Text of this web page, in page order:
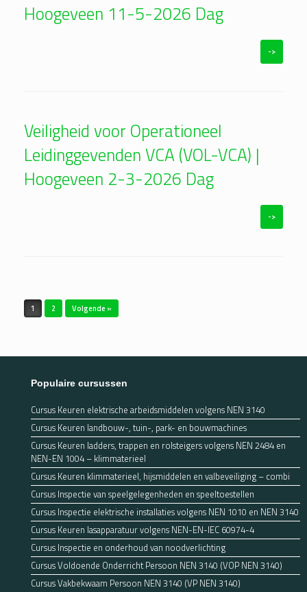
Hoogeveen 11-5-2026 Dag
->
Veiligheid voor Operationeel
Leidinggevenden VCA (VOL-VCA) |
Hoogeveen 2-3-2026 Dag
->
1 2 Volgende »
Populaire cursussen
Cursus Keuren elektrische arbeidsmiddelen volgens NEN 3140
Cursus Keuren landbouw-, tuin-, park- en bouwmachines
Cursus Keuren ladders, trappen en rolsteigers volgens NEN 2484 en
NEN-EN 1004 – klimmaterieel
Cursus Keuren klimmaterieel, hijsmiddelen en valbeveiliging – combi
Cursus Inspectie van speelgelegenheden en speeltoestellen
Cursus Inspectie elektrische installaties volgens NEN 1010 en NEN 3140
Cursus Keuren lasapparatuur volgens NEN-EN-IEC 60974-4
Cursus Inspectie en onderhoud van noodverlichting
Cursus Voldoende Onderricht Persoon NEN 3140 (VOP NEN 3140)
Cursus Vakbekwaam Persoon NEN 3140 (VP NEN 3140)